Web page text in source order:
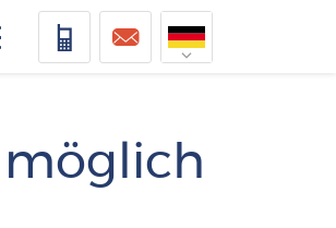
Deutsch